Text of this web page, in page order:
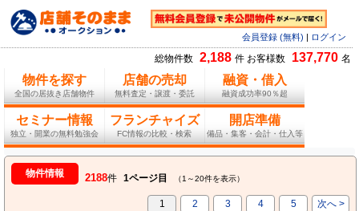
会員登録 (無料) ログイン
総物件数 2,188 件 お客様数 137,770 名
物件を探す
全国の居抜き店舗物件
店舗の売却
無料査定・譲渡・委託
融資・借入
融資成功率90％超
セミナー情報
独立・開業の無料勉強会
フランチャイズ
FC情報の比較・検索
開店準備
備品・集客・会計・仕入等
物件情報 2188件 1ページ目 （1～20件を表示）
1 2 3 4 5 次へ >